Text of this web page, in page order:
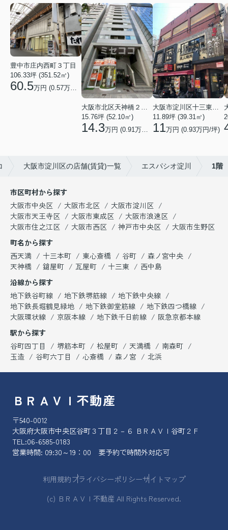
豊中市庄内西町３丁目
106.33坪 (351.52㎡)
60.5万円 (0.57万円/坪)
大阪市北区天神橋２丁目
15.76坪 (52.10㎡)
14.3万円 (0.91万円/坪)
大阪市淀川区十三東２丁目
11.89坪 (39.31㎡)
11万円 (0.93万円/坪)
大阪市淀川区の店舗(賃貸)一覧 エスパシオ淀川 1階
市区町村から探す
大阪市中央区
大阪市北区
大阪市淀川区
大阪市天王寺区
大阪市東成区
大阪市浪速区
大阪市住之江区
大阪市西区 神戸市中央区
大阪市生野区
町名から探す
西天満
十三本町 東心斎橋 谷町
森ノ宮中央
天神橋
鎗屋町 瓦屋町 十三東
西中島
沿線から探す
地下鉄谷町線
地下鉄堺筋線
地下鉄中央線
地下鉄長堀鶴見緑地
地下鉄御堂筋線
地下鉄四つ橋線
大阪環状線
京阪本線 地下鉄千日前線
阪急京都本線
駅から探す
谷町四丁目
堺筋本町 松屋町 天満橋
南森町
玉造
谷町六丁目 心斎橋 森ノ宮 北浜
ＢＲＡＶＩ不動産
〒540-0012
大阪府大阪市中央区谷町３丁目２－６ ＢＲＡＶＩ谷町２Ｆ
TEL:06-6585-0183
営業時間: 09:30～19：00 要予約で時間外対応可
利用規約プライバシーポリシーサイトマップ
(c) ＢＲＡＶＩ不動産 All Rights Reserved.